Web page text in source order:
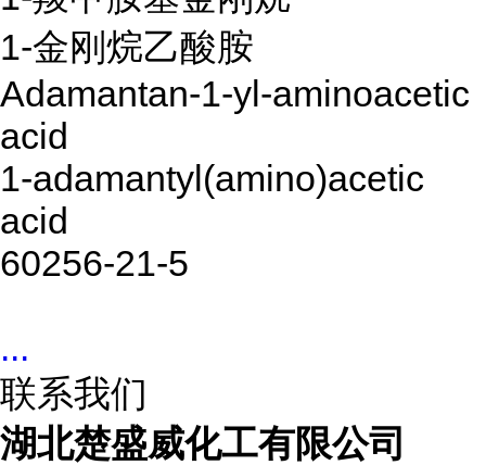
1-金刚烷乙酸胺
Adamantan-1-yl-aminoacetic
acid
1-adamantyl(amino)acetic
acid
60256-21-5
...
联系我们
湖北楚盛威化工有限公司